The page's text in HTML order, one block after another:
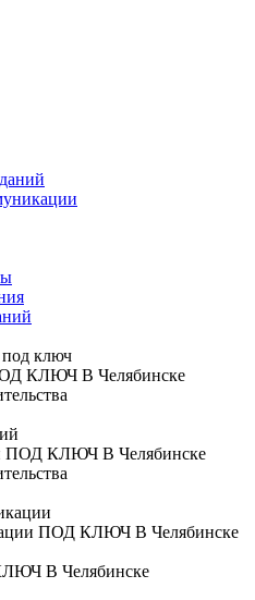
КЛЮЧ В Челябинске
ПОД КЛЮЧ В Челябинске
ПОД КЛЮЧ В Челябинске
В Челябинске